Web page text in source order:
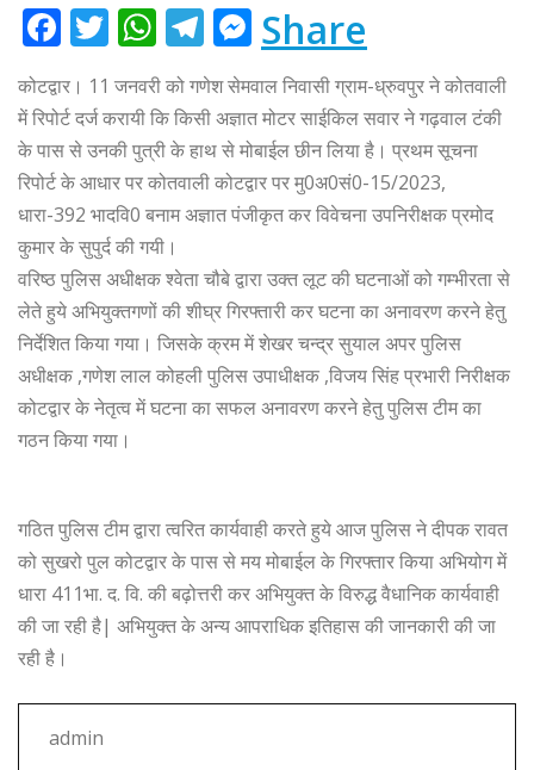
F
c
e
b
o
o
k
T
it
te
r
W
h
at
s
A
p
p
T
el
e
g
ra
m
M
e
ss
e
n
g
r
Share
कोटद्वार। 11 जनवरी को गणेश सेमवाल निवासी ग्राम-ध्रुवपुर ने कोतवाली
में रिपोर्ट दर्ज करायी कि किसी अज्ञात मोटर साईकिल सवार ने गढ़वाल टंकी
के पास से उनकी पुत्री के हाथ से मोबाईल छीन लिया है। प्रथम सूचना
रिपोर्ट के आधार पर कोतवाली कोटद्वार पर मु0अ0सं0-15/2023,
धारा-392 भादवि0 बनाम अज्ञात पंजीकृत कर विवेचना उपनिरीक्षक प्रमोद
कुमार के सुपुर्द की गयी।
वरिष्ठ पुलिस अधीक्षक श्वेता चौबे द्वारा उक्त लूट की घटनाओं को गम्भीरता से
लेते हुये अभियुक्तगणों की शीघ्र गिरफ्तारी कर घटना का अनावरण करने हेतु
निर्देशित किया गया। जिसके क्रम में शेखर चन्द्र सुयाल अपर पुलिस
अधीक्षक ,गणेश लाल कोहली पुलिस उपाधीक्षक ,विजय सिंह प्रभारी निरीक्षक
कोटद्वार के नेतृत्व में घटना का सफल अनावरण करने हेतु पुलिस टीम का
गठन किया गया।
गठित पुलिस टीम द्वारा त्वरित कार्यवाही करते हुये आज पुलिस ने दीपक रावत
को सुखरो पुल कोटद्वार के पास से मय मोबाईल के गिरफ्तार किया अभियोग में
धारा 411भा. द. वि. की बढ़ोत्तरी कर अभियुक्त के विरुद्ध वैधानिक कार्यवाही
की जा रही है| अभियुक्त के अन्य आपराधिक इतिहास की जानकारी की जा
रही है।
admin